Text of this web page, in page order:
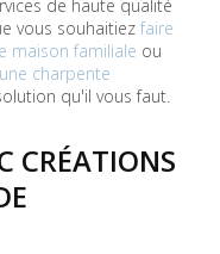
de haute qualité
vous souhaitiez faire
maison familiale ou
charpente
qu'il vous faut.
CRÉATIONS